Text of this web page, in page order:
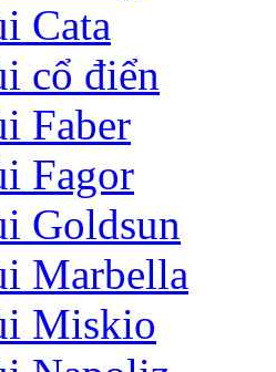
Cata
cổ điển
Faber
Fagor
Goldsun
Marbella
Miskio